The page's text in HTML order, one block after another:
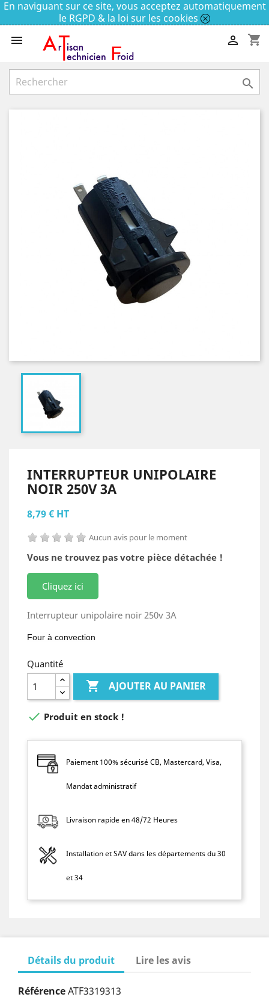
En naviguant sur ce site, vous acceptez automatiquement
le RGPD & la loi sur les cookies
 shopping_cart


INTERRUPTEUR UNIPOLAIRE
NOIR 250V 3A
8,79 € HT
Aucun avis pour le moment
Vous ne trouvez pas votre pièce détachée !
Cliquez ici
Interrupteur unipolaire noir 250v 3A
Four à convection
Quantité
 AJOUTER AU PANIER
 Produit en stock !
Paiement 100% sécurisé CB, Mastercard, Visa,
Mandat administratif
Livraison rapide en 48/72 Heures
Installation et SAV dans les départements du 30
et 34
Détails du produit Lire les avis
RéférenceATF3319313